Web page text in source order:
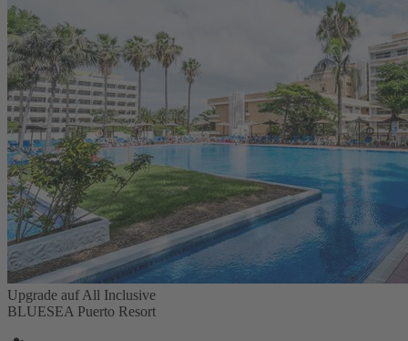
Upgrade auf All Inclusive
BLUESEA Puerto Resort